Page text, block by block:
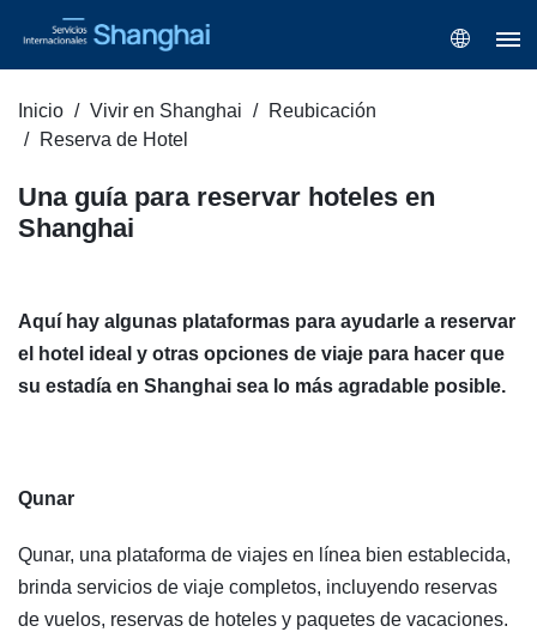
Inicio Vivir en Shanghai
Reubicación
Reserva de Hotel
Una guía para reservar hoteles en
Shanghai
Aquí hay algunas plataformas para ayudarle a reservar
el hotel ideal y otras opciones de viaje para hacer que
su estadía en Shanghai sea lo más agradable posible.
Qunar
Qunar, una plataforma de viajes en línea bien establecida,
brinda servicios de viaje completos, incluyendo reservas
de vuelos, reservas de hoteles y paquetes de vacaciones.